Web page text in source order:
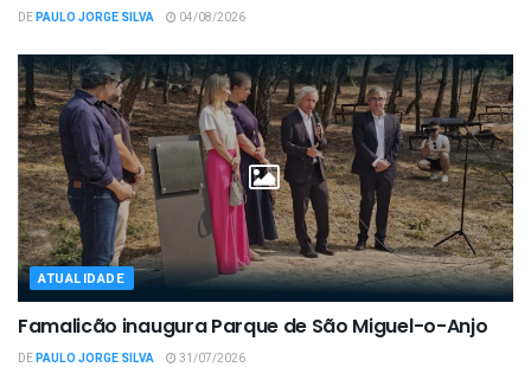
DEPAULO JORGE SILVA 04/08/2026
ATUALIDADE
Famalicão inaugura Parque de São Miguel-o-Anjo
DEPAULO JORGE SILVA 31/07/2026